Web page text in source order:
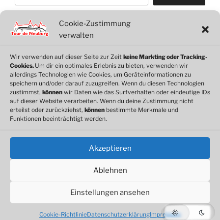
Cookie-Zustimmung
verwalten
Wir verwenden auf dieser Seite zur Zeit keine Markting oder Tracking-
Cookies. Um dir ein optimales Erlebnis zu bieten, verwenden wir
allerdings Technologien wie Cookies, um Geräteinformationen zu
speichern und/oder darauf zuzugreifen. Wenn du diesen Technologien
zustimmst, können wir Daten wie das Surfverhalten oder eindeutige IDs
auf dieser Website verarbeiten. Wenn du deine Zustimmung nicht
erteilst oder zurückziehst, können bestimmte Merkmale und
Funktionen beeinträchtigt werden.
Akzeptieren
Ablehnen
Einstellungen ansehen
Cookie-RichtlinieDatenschutzerklärungImpressum
WordPress
WhatsApp
Facebook
Link
© 2026 Motorclub Neuburg e.V.
Cookie-Richtlinie
Impressum
Datenschutzerklärung Stolz präsentiert von WordPress